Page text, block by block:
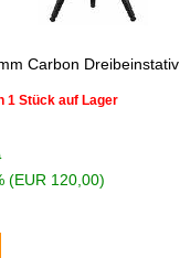
Carbon Dreibeinstativ
1 Stück auf Lager
(EUR 120,00)